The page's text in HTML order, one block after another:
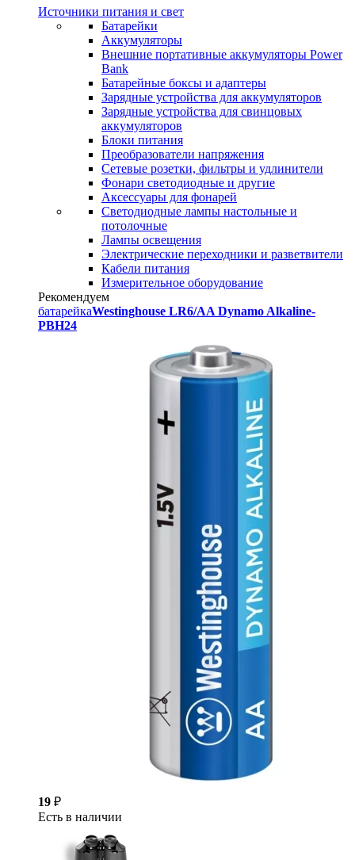
Источники питания и свет
Батарейки
Аккумуляторы
Внешние портативные аккумуляторы Power
Bank
Батарейные боксы и адаптеры
Зарядные устройства для аккумуляторов
Зарядные устройства для свинцовых
аккумуляторов
Блоки питания
Преобразователи напряжения
Сетевые розетки, фильтры и удлинители
Фонари светодиодные и другие
Аксессуары для фонарей
Светодиодные лампы настольные и
потолочные
Лампы освещения
Электрические переходники и разветвители
Кабели питания
Измерительное оборудование
Рекомендуем
батарейкаWestinghouse LR6/AA Dynamo Alkaline-
PBH24
19 ₽
Есть в наличии